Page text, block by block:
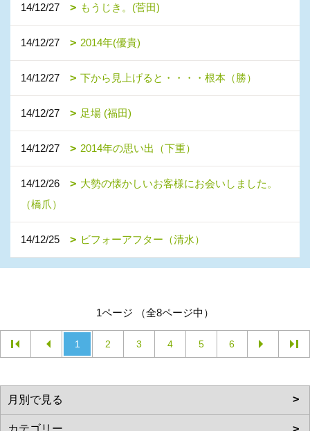
14/12/27 もうじき。(菅田)
14/12/27 2014年(優貴)
14/12/27 下から見上げると・・・・根本（勝）
14/12/27 足場 (福田)
14/12/27 2014年の思い出（下重）
14/12/26
大勢の懐かしいお客様にお会いしました。
（橋爪）
14/12/25 ビフォーアフター（清水）
1ページ （全8ページ中）
1 2 3 4 5 6